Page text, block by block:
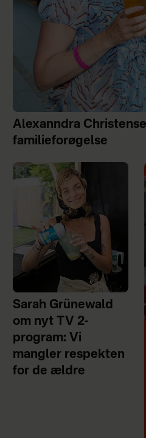
Alexanndra
familieforøgelse
Sarah Grünewald
om nyt TV 2-
program: Vi
mangler respekten
for de ældre